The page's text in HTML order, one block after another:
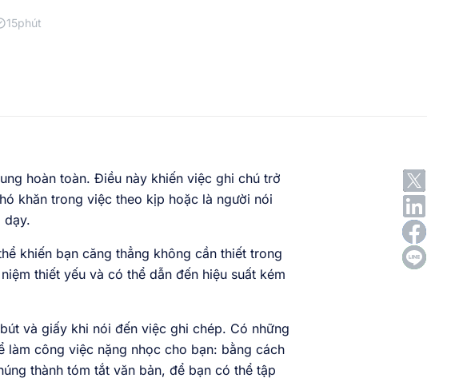
15phút
hoàn toàn. Điều này khiến việc ghi chú trở
khăn trong việc theo kịp hoặc là người nói
dạy.
khiến bạn căng thẳng không cần thiết trong
thiết yếu và có thể dẫn đến hiệu suất kém
và giấy khi nói đến việc ghi chép. Có những
công việc nặng nhọc cho bạn: bằng cách
thành tóm tắt văn bản, để bạn có thể tập